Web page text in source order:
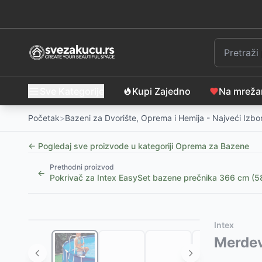
Kupi Zajedno Na
Početak>Bazeni za Dvorište, Oprema i Hemija - Najveći
← Pogledaj sve proizvode u kategoriji Oprema za Bazene
←
Prethodni proizvod
Pokrivač za Intex EasySet bazene prečnika 366 cm
Motalica za solarni pokrivač bazena INTEX-11999
Intex pokrivač za bazen prečnika 3.96m
Ovaj proizvod nije dostupan, pogledajte slične
Usisivač Za Dno Bazena BestWay 58212
Intex